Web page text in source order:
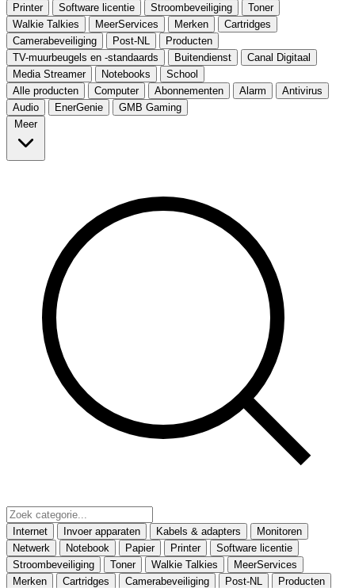
Printer
Software licentie Stroombeveiliging
Toner
Walkie Talkies
MeerServices Merken
Cartridges
Camerabeveiliging
Post-NL
Producten
TV-muurbeugels en -standaards
Buitendienst
Canal Digitaal
Media Streamer
Notebooks
School
Alle producten
Computer Abonnementen Alarm
Antivirus
Audio
EnerGenie
GMB Gaming
Meer
Internet Invoer apparaten Kabels & adapters
Monitoren
Netwerk
Notebook Papier Printer
Software licentie
Stroombeveiliging
Toner Walkie Talkies
MeerServices
Merken
Cartridges Camerabeveiliging Post-NL
Producten